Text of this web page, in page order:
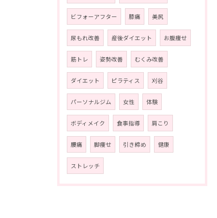
ビフォーアフター 膝痛 美尻
尿もれ改善 産後ダイエット お腹痩せ
筋トレ 姿勢改善 むくみ改善
ダイエット ピラティス 刈谷
パーソナルジム 女性 体験
ボディメイク 食事指導 肩こり
腰痛 脚痩せ 引き締め 健康
ストレッチ